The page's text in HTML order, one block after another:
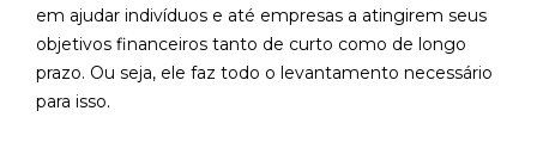
em ajudar indivíduos e até empresas a atingirem seus
objetivos financeiros tanto de curto como de longo
prazo. Ou seja, ele faz todo o levantamento necessário
para isso.